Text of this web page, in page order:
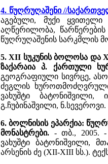
4. წუღრუღაშენი //
აგებული, მუქი
აღწერილობა,
წუღრუღაშენის სარკმლის
5. XII სუკუნის ბოლოსა და
ზაქარაია პ. ქართული
გეოგრაფიული სივრცე,
ძეგლის
ვახუშტი
გ.ჩუბინაშვილი,
6. ბოლნისის ეპარქია:
მონასტრები. - თბ., 2005. -
ვახუშტი ბატონიშვილი,
არსენის ძე (XII-XIII სს.).